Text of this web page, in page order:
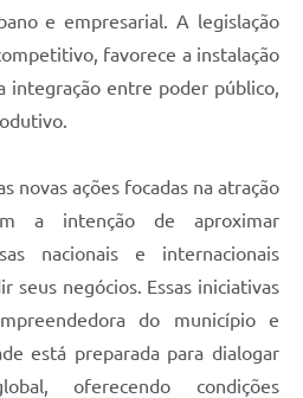
e empresarial. A legislação
favorece a instalação
integração entre poder público,
novas ações focadas na atração
a intenção de aproximar
nacionais e internacionais
seus negócios. Essas iniciativas
do município e
está preparada para dialogar
oferecendo condições